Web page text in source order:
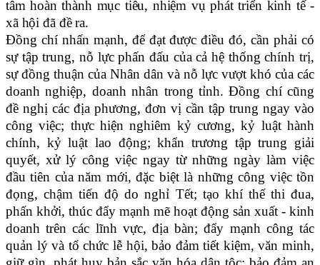
tâm hoàn thành mục tiêu, nhiệm vụ phát triển kinh tế -
xã hội đã đề ra.
Đồng chí nhấn mạnh, để đạt được điều đó, cần phải có
sự tập trung, nỗ lực phấn đấu của cả hệ thống chính trị,
sự đồng thuận của Nhân dân và nỗ lực vượt khó của các
doanh nghiệp, doanh nhân trong tỉnh. Đồng chí cũng
đề nghị các địa phương, đơn vị cần tập trung ngay vào
công việc; thực hiện nghiêm kỷ cương, kỷ luật hành
chính, kỷ luật lao động; khẩn trương tập trung giải
quyết, xử lý công việc ngay từ những ngày làm việc
đầu tiên của năm mới, đặc biệt là những công việc tồn
đọng, chậm tiến độ do nghỉ Tết; tạo khí thế thi đua,
phấn khởi, thúc đẩy mạnh mẽ hoạt động sản xuất - kinh
doanh trên các lĩnh vực, địa bàn; đẩy mạnh công tác
quản lý và tổ chức lễ hội, bảo đảm tiết kiệm, văn minh,